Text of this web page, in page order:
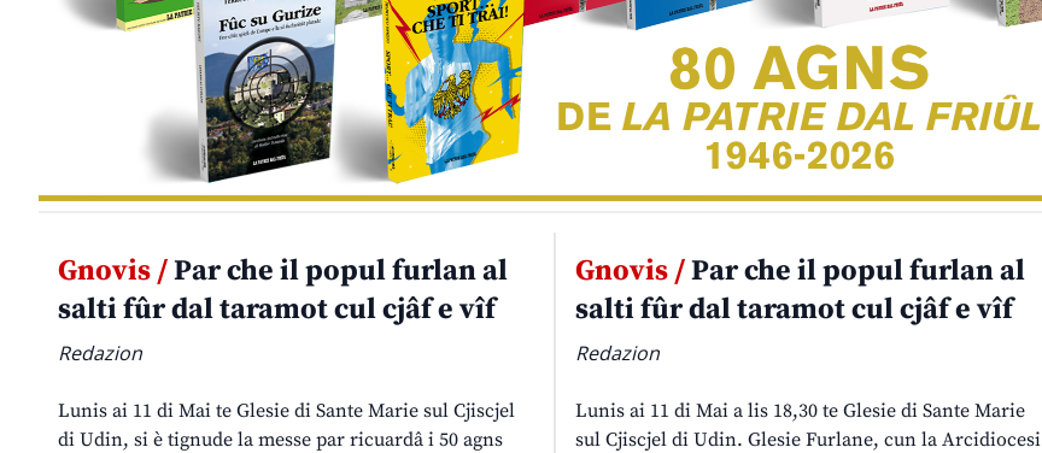
Gnovis /Par che il popul furlan al
salti fûr dal taramot cul cjâf e vîf
Redazion
Lunis ai 11 di Mai te Glesie di Sante Marie sul Cjiscjel
di Udin, si è tignude la messe par ricuardâ i 50 agns
Gnovis /Par che il popul furlan al
salti fûr dal taramot cul cjâf e vîf
Redazion
Lunis ai 11 di Mai a lis 18,30 te Glesie di Sante Marie
sul Cjiscjel di Udin. Glesie Furlane, cun la Arcidiocesi